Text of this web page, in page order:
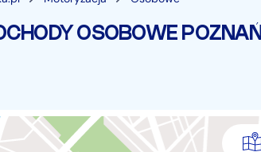
14649
1
OSOBOWE POZNAŃ